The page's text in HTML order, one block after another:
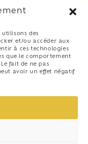
utilisons des
et/ou accéder aux
à ces technologies
que le comportement
fait de ne pas
avoir un effet négatif